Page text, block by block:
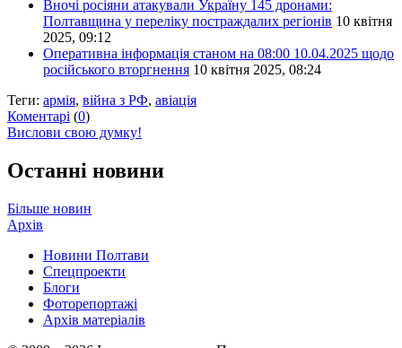
Вночі росіяни атакували Україну 145 дронами:
Полтавщина у переліку постраждалих регіонів 10 квітня
2025, 09:12
Оперативна інформація станом на 08:00 10.04.2025 щодо
російського вторгнення 10 квітня 2025, 08:24
Теги: армія, війна з РФ, авіація
Коментарі (0)
Вислови свою думку!
Останні новини
Більше новин
Архів
Новини Полтави
Спецпроекти
Блоги
Фоторепортажі
Архів матеріалів